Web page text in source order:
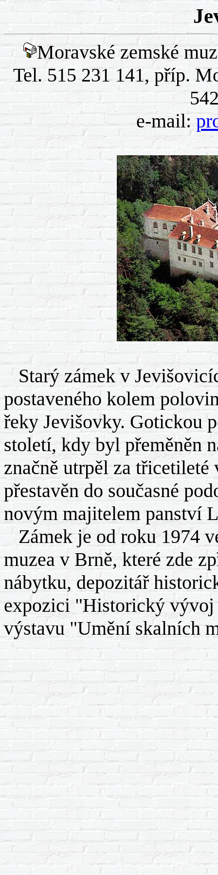
Moravské zemské
Tel. 515 231 141, příp.
e-mail:
Starý zámek v
postaveného kolem
řeky Jevišovky. Gotickou
století, kdy byl přeměněn
značně utrpěl za
přestavěn do současné
novým majitelem panství
Zámek je od roku 1974
muzea v Brně, které zde
nábytku, depozitář
expozici "Historický vývoj
výstavu "Umění skalních